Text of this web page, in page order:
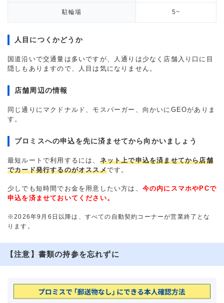
駐輪場 5~
人目につくかどうか
国道沿いで交通量は多いですが、人通りは少なく店舗入り口に目
隠しもありますので、人目は気になりません。
店舗周辺の情報
同じ通りにマクドナルド、モスバーガー、向かいにGEOがありま
す。
プロミスへの申込を先に済ませてから向かいましょう
最短ルートで利用するには、 ネット上で申込を済ませてから店舗
でカード発行するのがオススメです。
少しでも短時間でお金を用意したい方は、 今の内にスマホやPCで
申込を済ませておいてください。
※2026年9月6日以降は、すべての自動契約コーナーが営業終了とな
ります。
【注意】書類の持参を忘れずに